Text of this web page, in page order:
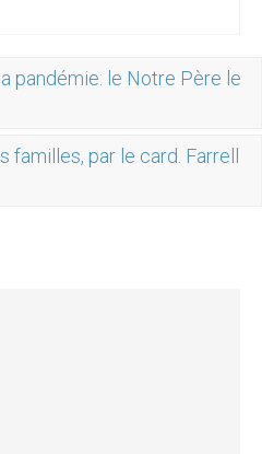
pandémie: le Notre Père le
familles, par le card. Farrell